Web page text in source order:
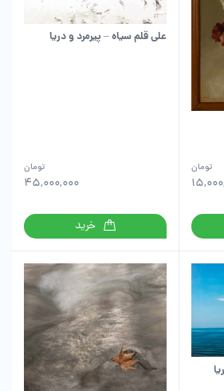
تومان
علی قلم سیاه – پیرمرد و دریا
45,000,000
تومان
خرید